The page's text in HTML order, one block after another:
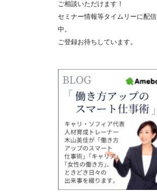
ご相談いただけます！
セミナー情報等タイムリーに配信
中。
ご登録お待ちしています。